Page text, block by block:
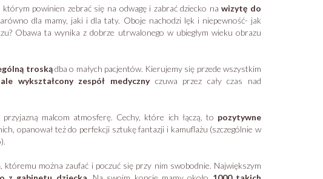
powinien zebrać się na odwagę i zabrać dziecko nawizytę do
dla mamy, jaki i dla taty. Oboje nachodzi lęk i niepewność- jak
Obawa ta wynika z dobrze utrwalonego w ubiegłym wieku obrazu
troskądba o małych pacjentów. Kierujemy się przede wszystkim
wykształcony zespół medycznyczuwa przez cały czas nad
malcom atmosferę. Cechy, które ich łączą, to pozytywne
opanował też do perfekcji sztukę fantazji i kamuflażu (szczególnie w
, któremu można zaufać i poczuć się przy nim swobodnie. Największym